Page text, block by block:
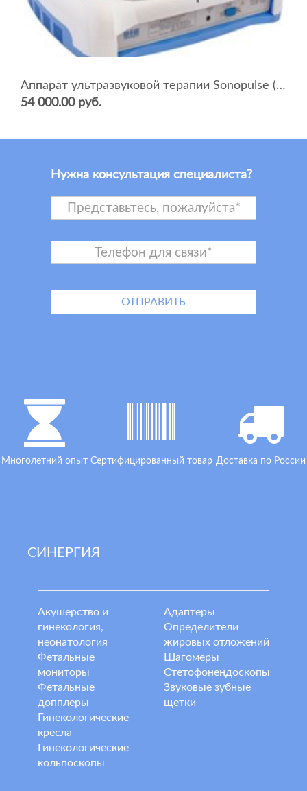
Аппарат ультразвуковой терапии Sonopulse (мультичастотный 1 и 3 Мгц)
54 000.00 руб.
Нужна консультация специалиста?
Многолетний опыт Сертифицированный товар Доставка по России
СИНЕРГИЯ
Акушерство и
гинекология,
неонатология
Фетальные
мониторы
Фетальные
допплеры
Гинекологические
кресла
Гинекологические
кольпоскопы
Адаптеры
Определители
жировых отложений
Шагомеры
Стетофонендоскопы
Звуковые зубные
щетки